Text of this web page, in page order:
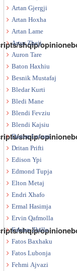
shqip/
shqip/
shqip/
Artan Gjergji
Artan Hoxha
Artan Lame
Artur Zheji
Auron Tare
Baton Haxhiu
Besnik Mustafaj
Bledar Kurti
Bledi Mane
Blendi Fevziu
Blendi Kajsiu
Darien Levani
Dritan Prifti
Edison Ypi
Edmond Tupja
Elton Metaj
Endri Xhafo
Ermal Hasimja
Ervin Qafmolla
Fabian Zhilla
Fatos Baxhaku
Fatos Lubonja
Fehmi Ajvazi